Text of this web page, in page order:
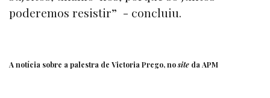
poderemos resistir” - concluiu.
A notícia sobre a palestra de Victoria Prego, nosite daAPM